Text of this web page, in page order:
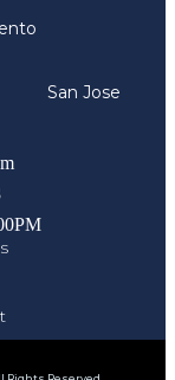
San Jose